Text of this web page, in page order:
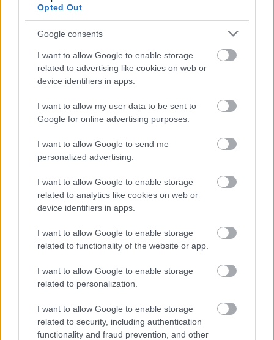
Opted Out
Google consents
I want to allow Google to enable storage
related to advertising like cookies on web or
device identifiers in apps.
I want to allow my user data to be sent to
Google for online advertising purposes.
I want to allow Google to send me
personalized advertising.
I want to allow Google to enable storage
related to analytics like cookies on web or
device identifiers in apps.
I want to allow Google to enable storage
related to functionality of the website or app.
I want to allow Google to enable storage
related to personalization.
I want to allow Google to enable storage
related to security, including authentication
functionality and fraud prevention, and other
προσλήψεις στον ιδιωτικό τομέα
ΑΣΕΠ: Πιστοποίηση Αγγλικών σε
ΑΣΕΠ: Εξ αποστάσεως η πιο Εύκολη
Πιστοποίηση Υπολογιστών σε 2
μέρες
Μάθε πρώτος όλες τις σημαντικές
Βάλε το proson.gr στα αποτελέσματα
αναζήτησης της Google